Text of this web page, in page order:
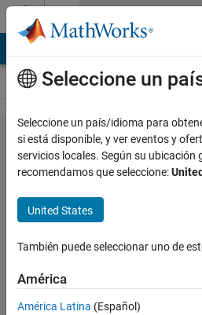
Saltar al contenido
Problem
2950.
Ones
Jeff
Webb
486
solvers
Seleccione un
Seleccione un país/idioma para
si está disponible, y ver eventos y
servicios locales. Según su ubicación
recomendamos que seleccione:
United States
También puede seleccionar uno de
América
América Latina (Español)